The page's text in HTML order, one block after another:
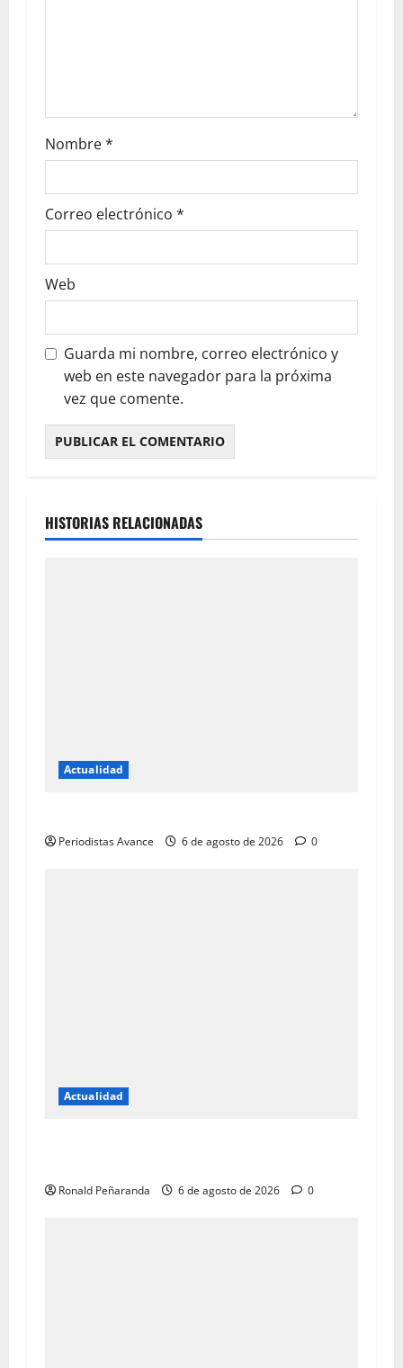
Nombre*
Correo electrónico *
Web
Guarda mi nombre, correo electrónico y
web en este navegador para la próxima
vez que comente.
HISTORIAS RELACIONADAS
Actualidad
Periodistas Avance 6 de agosto de 2026 0
Actualidad
Ronald Peñaranda 6 de agosto de 2026 0